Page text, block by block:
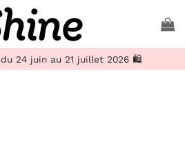
du 24 juin au 21 juillet 2026 🛍️